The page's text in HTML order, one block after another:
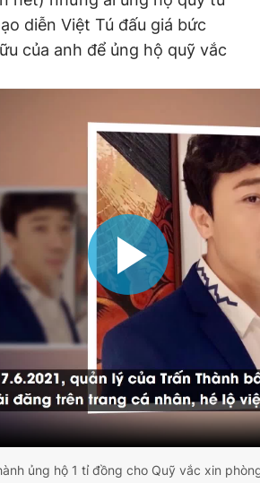
diễn Việt Tú đấu giá bức
của anh để ủng hộ quỹ vắc
ủng hộ 1 tỉ đồng cho Quỹ vắc xin